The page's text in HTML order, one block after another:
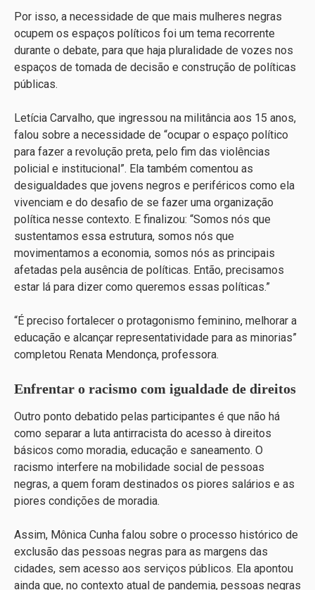
Por isso, a necessidade de que mais mulheres negras
ocupem os espaços políticos foi um tema recorrente
durante o debate, para que haja pluralidade de vozes nos
espaços de tomada de decisão e construção de políticas
públicas.
Letícia Carvalho, que ingressou na militância aos 15 anos,
falou sobre a necessidade de “ocupar o espaço político
para fazer a revolução preta, pelo fim das violências
policial e institucional”. Ela também comentou as
desigualdades que jovens negros e periféricos como ela
vivenciam e do desafio de se fazer uma organização
política nesse contexto. E finalizou: “Somos nós que
sustentamos essa estrutura, somos nós que
movimentamos a economia, somos nós as principais
afetadas pela ausência de políticas. Então, precisamos
estar lá para dizer como queremos essas políticas.”
“É preciso fortalecer o protagonismo feminino, melhorar a
educação e alcançar representatividade para as minorias”
completou Renata Mendonça, professora.
Enfrentar o racismo com igualdade de direitos
Outro ponto debatido pelas participantes é que não há
como separar a luta antirracista do acesso à direitos
básicos como moradia, educação e saneamento. O
racismo interfere na mobilidade social de pessoas
negras, a quem foram destinados os piores salários e as
piores condições de moradia.
Assim, Mônica Cunha falou sobre o processo histórico de
exclusão das pessoas negras para as margens das
cidades, sem acesso aos serviços públicos. Ela apontou
ainda que, no contexto atual de pandemia, pessoas negras